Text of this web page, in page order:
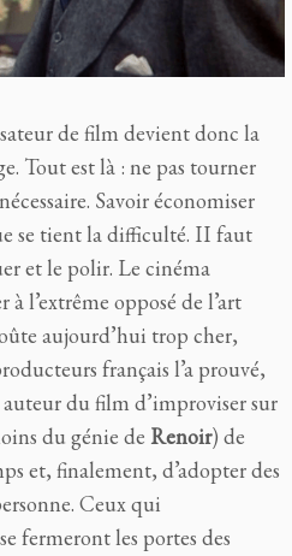
de film devient donc la
Tout est là : ne pas tourner
Savoir économiser
se tient la difficulté. II faut
et le polir. Le cinéma
à l’extrême opposé de l’art
aujourd’hui trop cher,
français l’a prouvé,
du film d’improviser sur
du génie de Renoir) de
et, finalement, d’adopter des
Ceux qui
fermeront les portes des